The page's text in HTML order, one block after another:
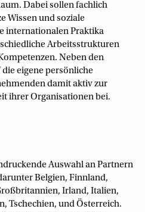
Dabei sollen fachlich
Wissen und soziale
internationalen Praktika
Arbeitsstrukturen
Neben den
eigene persönliche
damit aktiv zur
ihrer Organisationen bei.
Auswahl an Partnern
Belgien, Finnland,
Irland, Italien,
Tschechien, und Österreich.